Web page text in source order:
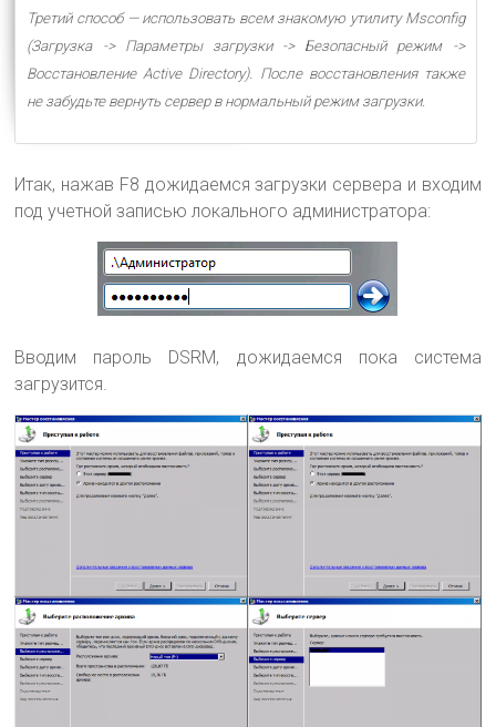
Третий способ — использовать всем знакомую утилиту Msconfig
(Загрузка -> Параметры загрузки -> Безопасный режим ->
Восстановление Active Directory). После восстановления также
не забудьте вернуть сервер в нормальный режим загрузки.
Итак, нажав F8 дожидаемся загрузки сервера и входим
под учетной записью локального администратора:
Вводим пароль DSRM, дожидаемся пока система
загрузится.